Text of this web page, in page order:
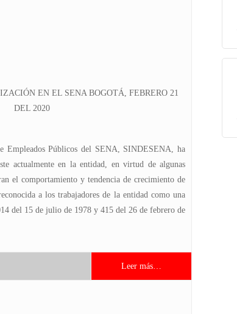
EN EL SENA BOGOTÁ, FEBRERO 21
DEL 2020
Empleados Públicos del SENA, SINDESENA, ha
actualmente en la entidad, en virtud de algunas
el comportamiento y tendencia de crecimiento de
a los trabajadores de la entidad como una
del 15 de julio de 1978 y 415 del 26 de febrero de
Leer más…